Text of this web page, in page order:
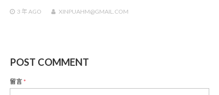
3 年AGO XINPUAHM@GMAIL.COM
POST COMMENT
留言*